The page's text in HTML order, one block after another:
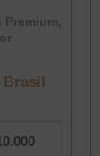
Premium,
Brasil